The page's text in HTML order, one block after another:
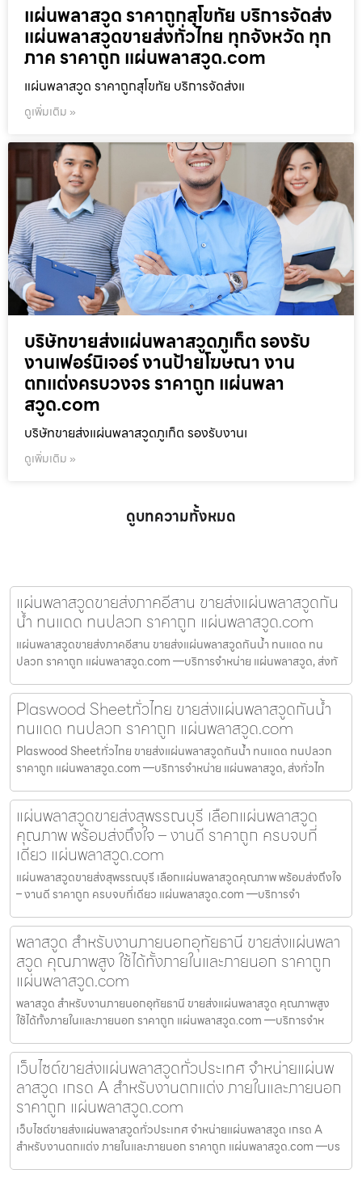
แผ่นพลาสวูด ราคาถูกสุโขทัย บริการจัดส่ง
แผ่นพลาสวูดขายส่งทั่วไทย ทุกจังหวัด ทุก
ภาค ราคาถูก แผ่นพลาสวูด.com
แผ่นพลาสวูด ราคาถูกสุโขทัย บริการจัดส่งแ
ดูเพิ่มเติม »
บริษัทขายส่งแผ่นพลาสวูดภูเก็ต รองรับ
งานเฟอร์นิเจอร์ งานป้ายโฆษณา งาน
ตกแต่งครบวงจร ราคาถูก แผ่นพลา
สวูด.com
บริษัทขายส่งแผ่นพลาสวูดภูเก็ต รองรับงานเ
ดูเพิ่มเติม »
ดูบทความทั้งหมด
แผ่นพลาสวูดขายส่งภาคอีสาน ขายส่งแผ่นพลาสวูดกัน
น้ำ ทนแดด ทนปลวก ราคาถูก แผ่นพลาสวูด.com
แผ่นพลาสวูดขายส่งภาคอีสาน ขายส่งแผ่นพลาสวูดกันน้ำ ทนแดด ทน
ปลวก ราคาถูก แผ่นพลาสวูด.com —บริการจำหน่าย แผ่นพลาสวูด, ส่งทั
Plaswood Sheetทั่วไทย ขายส่งแผ่นพลาสวูดกันน้ำ
ทนแดด ทนปลวก ราคาถูก แผ่นพลาสวูด.com
Plaswood Sheetทั่วไทย ขายส่งแผ่นพลาสวูดกันน้ำ ทนแดด ทนปลวก
ราคาถูก แผ่นพลาสวูด.com —บริการจำหน่าย แผ่นพลาสวูด, ส่งทั่วไท
แผ่นพลาสวูดขายส่งสุพรรณบุรี เลือกแผ่นพลาสวูด
คุณภาพ พร้อมส่งถึงใจ – งานดี ราคาถูก ครบจบที่
เดียว แผ่นพลาสวูด.com
แผ่นพลาสวูดขายส่งสุพรรณบุรี เลือกแผ่นพลาสวูดคุณภาพ พร้อมส่งถึงใจ
– งานดี ราคาถูก ครบจบที่เดียว แผ่นพลาสวูด.com —บริการจำ
พลาสวูด สำหรับงานภายนอกอุทัยธานี ขายส่งแผ่นพลา
สวูด คุณภาพสูง ใช้ได้ทั้งภายในและภายนอก ราคาถูก
แผ่นพลาสวูด.com
พลาสวูด สำหรับงานภายนอกอุทัยธานี ขายส่งแผ่นพลาสวูด คุณภาพสูง
ใช้ได้ทั้งภายในและภายนอก ราคาถูก แผ่นพลาสวูด.com —บริการจำห
เว็บไซต์ขายส่งแผ่นพลาสวูดทั่วประเทศ จำหน่ายแผ่นพ
ลาสวูด เกรด A สำหรับงานตกแต่ง ภายในและภายนอก
ราคาถูก แผ่นพลาสวูด.com
เว็บไซต์ขายส่งแผ่นพลาสวูดทั่วประเทศ จำหน่ายแผ่นพลาสวูด เกรด A
สำหรับงานตกแต่ง ภายในและภายนอก ราคาถูก แผ่นพลาสวูด.com —บร